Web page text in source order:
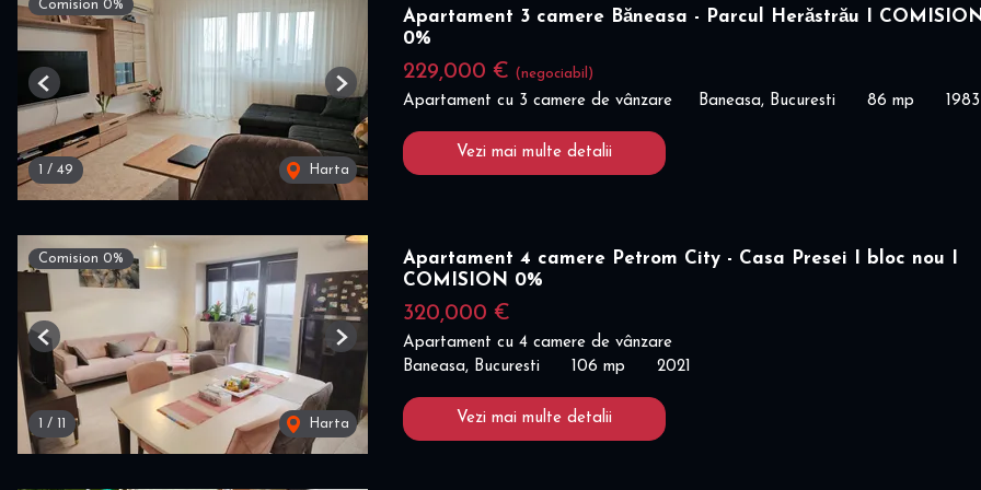
Comision 0%
1 / 49 Harta
Previous Next
Apartament 3 camere Băneasa - Parcul Herăstrău I
0%
229,000 € (negociabil)
Apartament cu 3 camere de vânzare Baneasa, Bucuresti 86 mp 1983
Vezi mai multe detalii
Comision 0%
1 / 11 Harta
Previous Next
Apartament 4 camere Petrom City - Casa Presei I bloc nou I
COMISION 0%
320,000 €
Apartament cu 4 camere de vânzare
Baneasa, Bucuresti
106 mp 2021
Vezi mai multe detalii